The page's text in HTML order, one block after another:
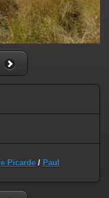
Picarde / Paul